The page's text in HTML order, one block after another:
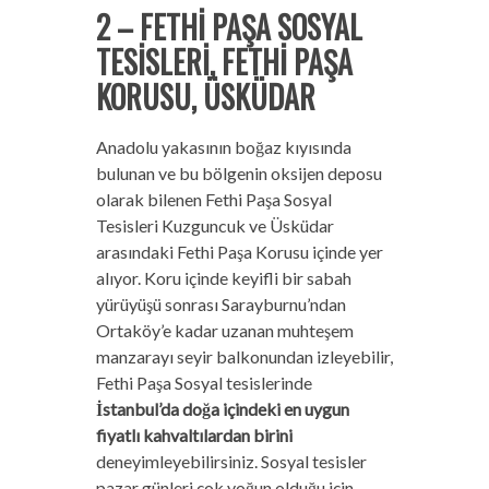
2 – FETHİ PAŞA SOSYAL
TESİSLERİ, FETHİ PAŞA
KORUSU, ÜSKÜDAR
Anadolu yakasının boğaz kıyısında
bulunan ve bu bölgenin oksijen deposu
olarak bilenen Fethi Paşa Sosyal
Tesisleri Kuzguncuk ve Üsküdar
arasındaki Fethi Paşa Korusu içinde yer
alıyor. Koru içinde keyifli bir sabah
yürüyüşü sonrası Sarayburnu’ndan
Ortaköy’e kadar uzanan muhteşem
manzarayı seyir balkonundan izleyebilir,
Fethi Paşa Sosyal tesislerinde
İstanbul’da doğa içindeki en uygun
fiyatlı kahvaltılardan birini
deneyimleyebilirsiniz. Sosyal tesisler